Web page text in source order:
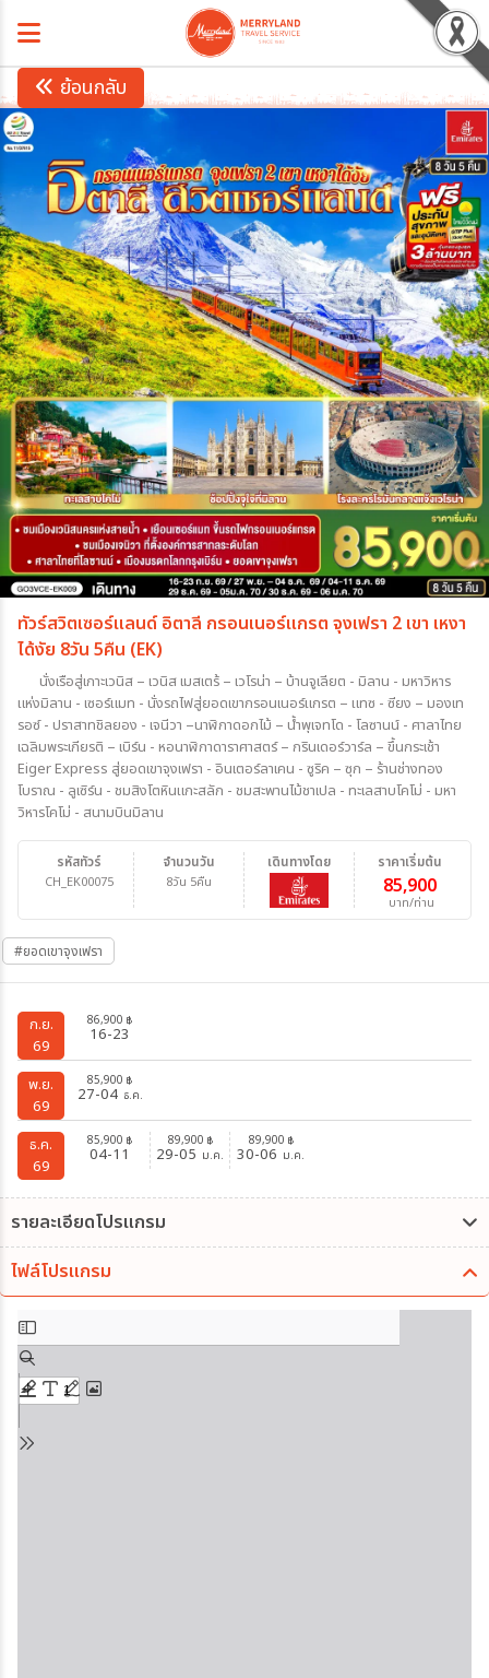
ย้อนกลับ
ทัวร์สวิตเซอร์แลนด์ อิตาลี กรอนเนอร์แกรต จุงเฟรา 2 เขา เหงา
ได้งัย 8วัน 5คืน (EK)
นั่งเรือสู่เกาะเวนิส – เวนิส เมสเตร้ – เวโรน่า – บ้านจูเลียต - มิลาน - มหาวิหาร
แห่งมิลาน - เซอร์แมท - นั่งรถไฟสู่ยอดเขากรอนเนอร์แกรต – แทซ - ซียง – มองเท
รอซ์ - ปราสาทชิลยอง - เจนีวา –นาฬิกาดอกไม้ – น้ำพุเจทโด - โลซานน์ - ศาลาไทย
เฉลิมพระเกียรติ – เบิร์น - หอนาฬิกาดาราศาสตร์ – กรินเดอร์วาร์ล – ขึ้นกระเช้า
Eiger Express สู่ยอดเขาจุงเฟรา - อินเตอร์ลาเคน - ซูริค – ซุก – ร้านช่างทอง
โบราณ - ลูเซิร์น - ชมสิงโตหินแกะสลัก - ชมสะพานไม้ชาเปล - ทะเลสาบโคโม่ - มหา
วิหารโคโม่ - สนามบินมิลาน
รหัสทัวร์
CH_EK00075
จำนวนวัน
8วัน 5คืน
ราคาเริ่มต้น
85,900
บาท/ท่าน
เดินทางโดย
#ยอดเขาจุงเฟรา
ก.ย.
69
86,900 ฿
16-23
พ.ย.
69
85,900 ฿
27-04 ธ.ค.
ธ.ค.
69
85,900 ฿
04-11
89,900 ฿
29-05 ม.ค.
89,900 ฿
30-06 ม.ค.
รายละเอียดโปรแกรม
ไฟล์โปรแกรม